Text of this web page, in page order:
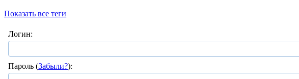
Показать все теги
Логин:
Пароль (Забыли?):